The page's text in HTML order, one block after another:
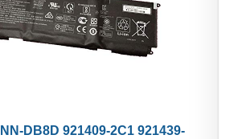
DB8D 921409-2C1 921439-